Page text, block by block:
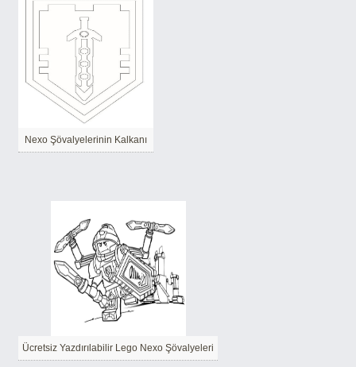
Nexo Şövalyelerinin Kalkanı
Ücretsiz Yazdırılabilir Lego Nexo Şövalyeleri